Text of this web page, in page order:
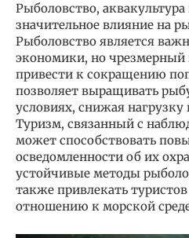
Рыболовство,
значительное влияние на
Рыболовство является
экономики, но
привести к сокращению
позволяет выращивать
условиях, снижая
Туризм, связанный с
может способствовать
осведомленности об их
устойчивые методы
также привлекать
отношению к морской